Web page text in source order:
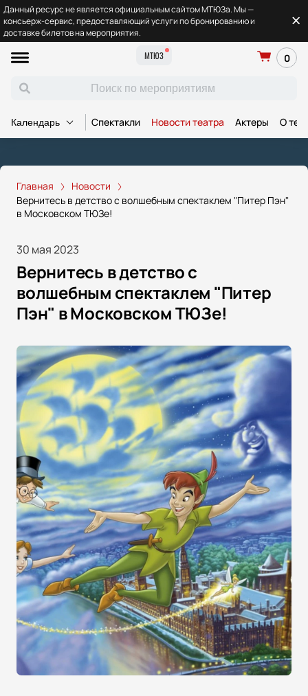
Данный ресурс не является официальным сайтом МТЮЗа. Мы —
консьерж-сервис, предоставляющий услуги по бронированию и
доставке билетов на мероприятия.
МТЮЗ
0
Календарь Спектакли Новости театра Актеры О
Главная
Новости
Вернитесь в детство с волшебным спектаклем "Питер Пэн"
в Московском ТЮЗе!
30 мая 2023
Вернитесь в детство с
волшебным спектаклем "Питер
Пэн" в Московском ТЮЗе!